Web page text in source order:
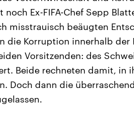
Ex-FIFA-Chef Sepp
misstrauisch beäugten
die Korruption innerhalb der
Vorsitzenden: des
Beide rechneten damit, in
Doch dann die